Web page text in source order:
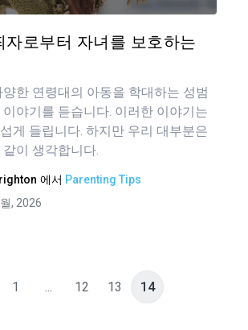
자로부터 자녀를 보호하는
한 연령대의 아동을 학대하는 성범
야기를 듣습니다. 이러한 이야기는
게 들립니다. 하지만 우리 대부분은
이 생각합니다.
에서 Parenting Tips
, 2026
1 ... 12 13 14